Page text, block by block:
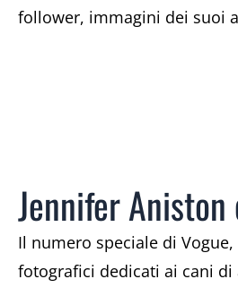
follower, immagini dei suoi
Jennifer Aniston
Il numero speciale di
fotografici dedicati ai cani di